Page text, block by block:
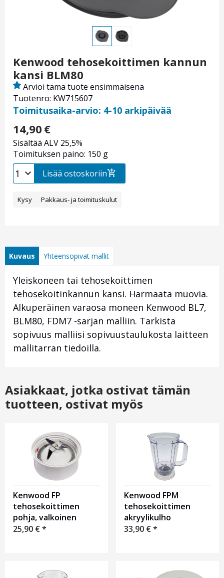
Kenwood tehosekoittimen kannun
kansi BLM80
Tuotenro: KW715607
Arvioi tämä tuote ensimmäisenä
Toimitusaika-arvio: 4-10 arkipäivää
14,90 €
Sisältää ALV 25,5%
Toimituksen paino: 150 g
Lisää ostoskoriin
Kysy Pakkaus- ja toimituskulut
Kuvaus Yhteensopivat mallit
Yleiskoneen tai tehosekoittimen
tehosekoitinkannun kansi. Harmaata muovia.
Alkuperäinen varaosa moneen Kenwood BL7,
BLM80, FDM7 -sarjan malliin. Tarkista
sopivuus malliisi sopivuustaulukosta laitteen
mallitarran tiedoilla.
Asiakkaat, jotka ostivat tämän
tuotteen, ostivat myös
Kenwood FP
tehosekoittimen
pohja, valkoinen
25,90 €*
Kenwood FPM
tehosekoittimen
akryylikulho
33,90 €*